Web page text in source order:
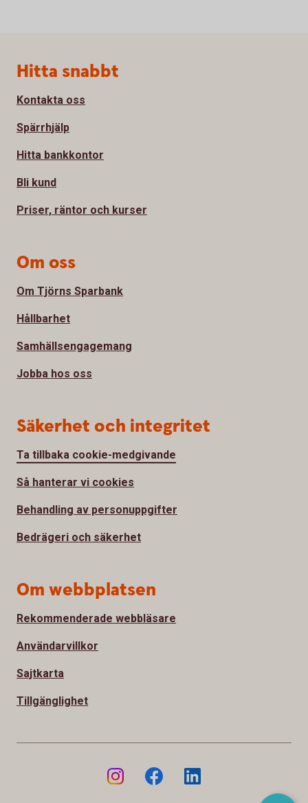
Sidfot
Hitta snabbt
Kontakta oss
Spärrhjälp
Hitta bankkontor
Bli kund
Priser, räntor och kurser
Om oss
Om Tjörns Sparbank
Hållbarhet
Samhällsengagemang
Jobba hos oss
Säkerhet och integritet
Ta tillbaka cookie-medgivande
Så hanterar vi cookies
Behandling av personuppgifter
Bedrägeri och säkerhet
Om webbplatsen
Rekommenderade webbläsare
Användarvillkor
Sajtkarta
Tillgänglighet